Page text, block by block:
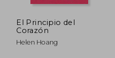
El Principio del
Corazón
Helen Hoang